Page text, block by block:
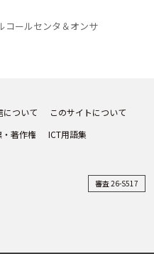
コールセンタ＆オンサ
について
このサイトについて
・著作権 ICT用語集
審査 26-S517